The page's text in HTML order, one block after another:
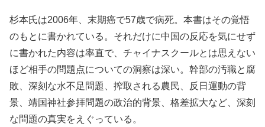
杉本氏は2006年、末期癌で57歳で病死。本書はその覚悟
のもとに書かれている。それだけに中国の反応を気にせず
に書かれた内容は率直で、チャイナスクールとは思えない
ほど相手の問題点についての洞察は深い。幹部の汚職と腐
敗、深刻な水不足問題、搾取される農民、反日運動の背
景、靖国神社参拝問題の政治的背景、格差拡大など、深刻
な問題の真実をえぐっている。